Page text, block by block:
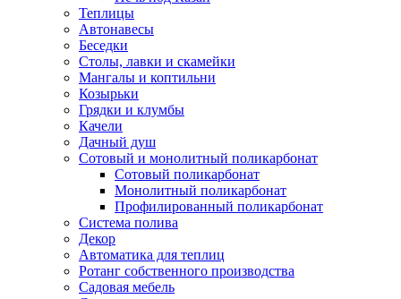
Теплицы
Автонавесы
Беседки
Столы, лавки и скамейки
Мангалы и коптильни
Козырьки
Грядки и клумбы
Качели
Дачный душ
Сотовый и монолитный поликарбонат
Сотовый поликарбонат
Монолитный поликарбонат
Профилированный поликарбонат
Система полива
Декор
Автоматика для теплиц
Ротанг собственного производства
Садовая мебель